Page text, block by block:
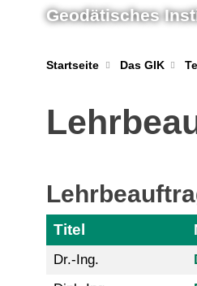
Geodätisches
Startseite Das GIK
Titel
Dr.-Ing.